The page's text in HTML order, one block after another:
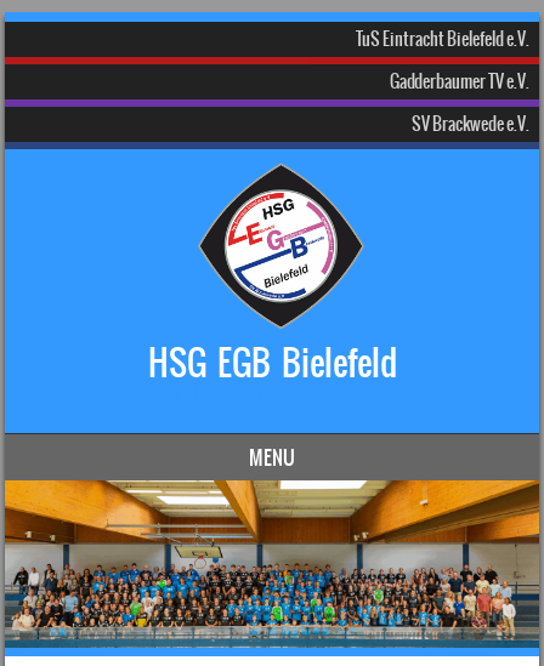
TuS Eintracht Bielefeld e.V.
Gadderbaumer TV e.V.
SV Brackwede e.V.
HSG EGB Bielefeld
MENU
Skip to content